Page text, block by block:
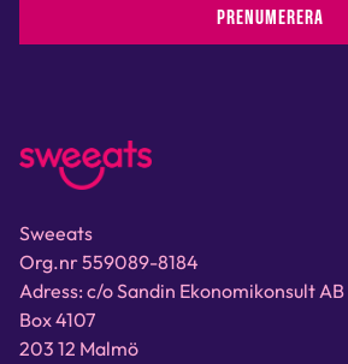
PRENUMERERA
Sweeats
Org.nr 559089-8184
Adress: c/o Sandin Ekonomikonsult AB
Box 4107
203 12 Malmö